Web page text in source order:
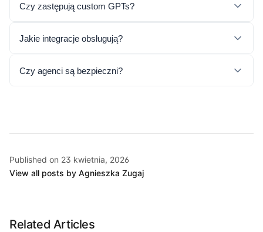
Czy zastępują custom GPTs?
Jakie integracje obsługują?
Czy agenci są bezpieczni?
Published on 23 kwietnia, 2026
View all posts by Agnieszka Zugaj
Related Articles